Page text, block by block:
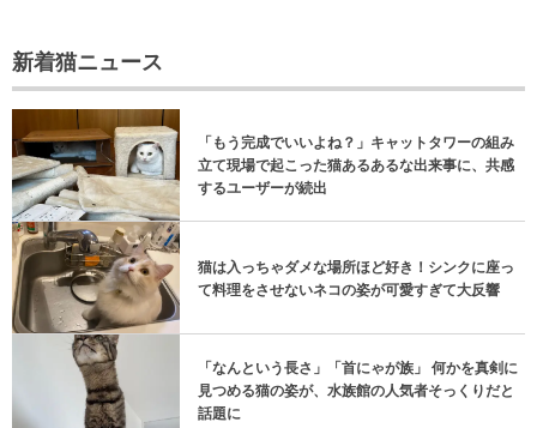
新着猫ニュース
「もう完成でいいよね？」キャットタワーの組み
立て現場で起こった猫あるあるな出来事に、共感
するユーザーが続出
猫は入っちゃダメな場所ほど好き！シンクに座っ
て料理をさせないネコの姿が可愛すぎて大反響
「なんという長さ」「首にゃが族」 何かを真剣に
見つめる猫の姿が、水族館の人気者そっくりだと
話題に